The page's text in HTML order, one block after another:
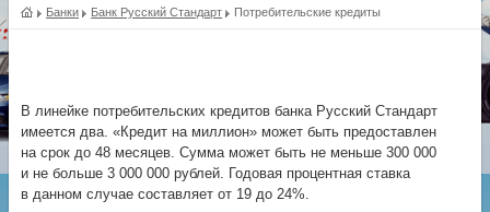
Банки Банк Русский Стандарт Потребительские кредиты
В линейке потребительских кредитов банка Русский Стандарт
имеется два. «Кредит на миллион» может быть предоставлен
на срок до 48 месяцев. Сумма может быть не меньше 300 000
и не больше 3 000 000 рублей. Годовая процентная ставка
в данном случае составляет от 19 до 24%.